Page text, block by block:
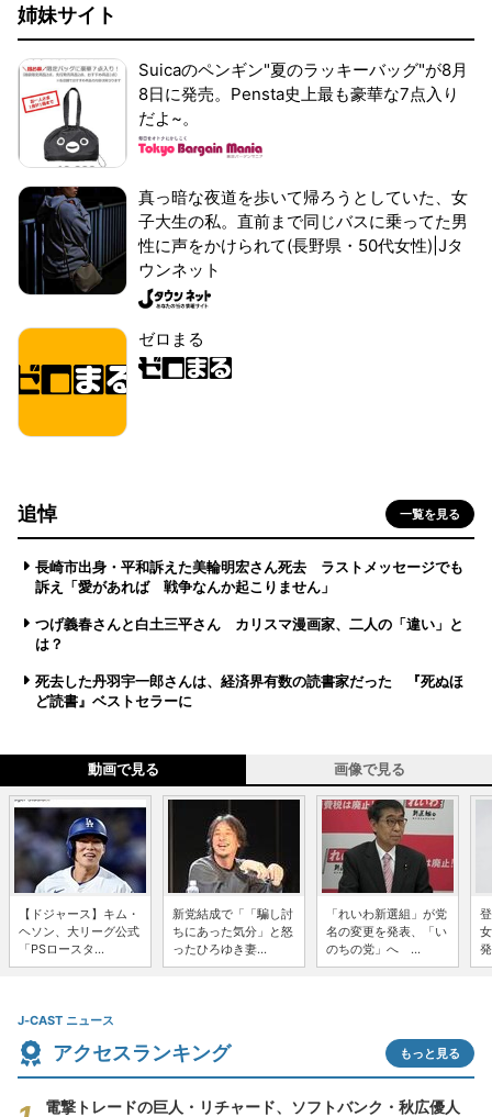
姉妹サイト
Suicaのペンギン"夏のラッキーバッグ"が8月
8日に発売。Pensta史上最も豪華な7点入り
だよ~。
真っ暗な夜道を歩いて帰ろうとしていた、女
子大生の私。直前まで同じバスに乗ってた男
性に声をかけられて(長野県・50代女性)|Jタ
ウンネット
ゼロまる
追悼 一覧を見る
長崎市出身・平和訴えた美輪明宏さん死去 ラストメッセージでも
訴え「愛があれば 戦争なんか起こりません」
つげ義春さんと白土三平さん カリスマ漫画家、二人の「違い」と
は？
死去した丹羽宇一郎さんは、経済界有数の読書家だった 『死ぬほ
ど読書』ベストセラーに
動画で見る 画像で見る
【ドジャース】キム・
ヘソン、大リーグ公式
「PSロースタ...
新党結成で「「騙し討
ちにあった気分」と怒
ったひろゆき妻...
「れいわ新選組」が党
名の変更を発表、「い
のちの党」へ ...
J-CAST ニュース
アクセスランキング もっと見る
電撃トレードの巨人・リチャード、ソフトバンク・秋広優人